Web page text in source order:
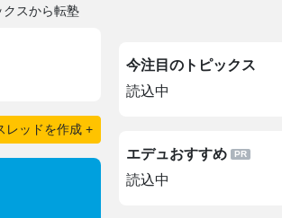
クスから転塾
レッドを作成 +
今注目のトピックス
読込中
エデュおすすめ
読込中